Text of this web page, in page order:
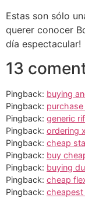
Estas son sólo
querer conocer
día espectacular!
13
Pingback: buying
Pingback:
Pingback: generic
Pingback: ordering
Pingback: cheap
Pingback: buy
Pingback: buying
Pingback: cheap
Pingback: cheapest